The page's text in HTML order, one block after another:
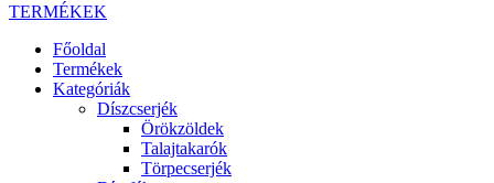
TERMÉKEK
Főoldal
Termékek
Kategóriák
Díszcserjék
Örökzöldek
Talajtakarók
Törpecserjék